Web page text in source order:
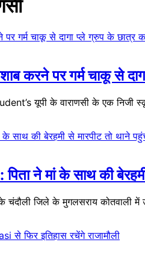
करने पर गर्म चाकू से
यूपी के वाराणसी के एक निजी
ने मां के साथ की बेरहमी से
जिले के मुगलसराय कोतवाली में